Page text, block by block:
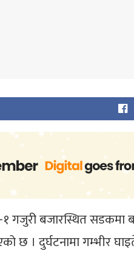
गजुरी बजारस्थित सडकमा
। दुर्घटनामा गम्भीर